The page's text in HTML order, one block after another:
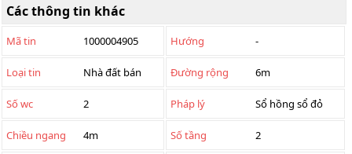
Các thông tin khác
Mã tin 1000004905 Hướng -
Loại tin Nhà đất bán Đường rộng 6m
Số wc 2 Pháp lý Sổ hồng sổ đỏ
Chiều ngang 4m Số tầng 2